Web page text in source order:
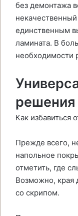
без демонтажа
единственным
ламината. В
необходимости
Как избавиться
Прежде всего,
напольное
отметить, где
Возможно, края
со скрипом.